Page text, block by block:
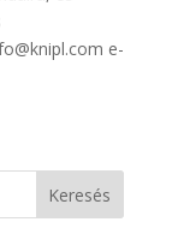
e-